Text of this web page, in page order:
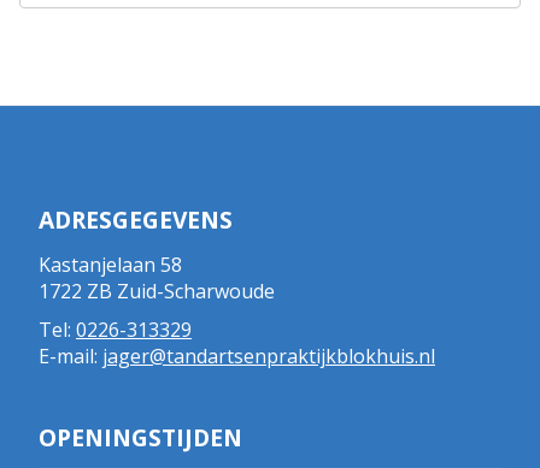
ADRESGEGEVENS
Kastanjelaan 58
1722 ZB Zuid-Scharwoude
Tel: 0226-313329
E-mail: jager@tandartsenpraktijkblokhuis.nl
OPENINGSTIJDEN